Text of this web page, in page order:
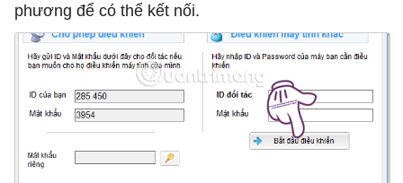
phương để có thể kết nối.